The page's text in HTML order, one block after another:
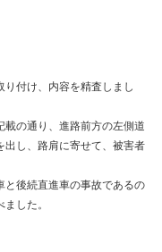
付け、内容を精査しまし
の通り、進路前方の左側道
し、路肩に寄せて、被害者
後続直進車の事故であるの
した。